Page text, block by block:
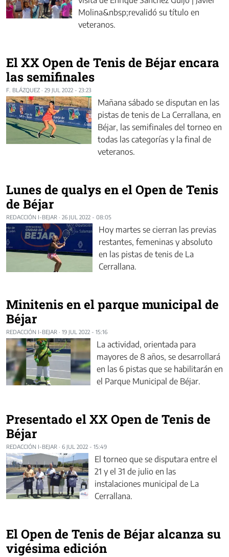
Molina&nbsp;revalidó su título en
veteranos.
El XX Open de Tenis de Béjar encara
las semifinales
F. BLÁZQUEZ · 29 JUL 2022 - 23:23
Mañana sábado se disputan en las
pistas de tenis de La Cerrallana, en
Béjar, las semifinales del torneo en
todas las categorías y la final de
veteranos.
Lunes de qualys en el Open de Tenis
de Béjar
REDACCIÓN I-BEJAR · 26 JUL 2022 - 08:05
Hoy martes se cierran las previas
restantes, femeninas y absoluto
en las pistas de tenis de La
Cerrallana.
Minitenis en el parque municipal de
Béjar
REDACCIÓN I-BEJAR · 19 JUL 2022 - 15:16
La actividad, orientada para
mayores de 8 años, se desarrollará
en las 6 pistas que se habilitarán en
el Parque Municipal de Béjar.
Presentado el XX Open de Tenis de
Béjar
REDACCIÓN I-BEJAR · 6 JUL 2022 - 15:49
El torneo que se disputara entre el
21 y el 31 de julio en las
instalaciones municipal de La
Cerrallana.
El Open de Tenis de Béjar alcanza su
vigésima edición